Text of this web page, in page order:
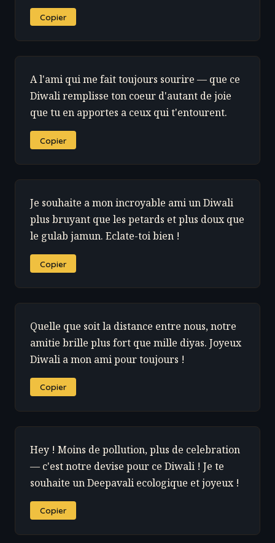
Copier
A l'ami qui me fait toujours sourire — que ce
Diwali remplisse ton coeur d'autant de joie
que tu en apportes a ceux qui t'entourent.
Copier
Je souhaite a mon incroyable ami un Diwali
plus bruyant que les petards et plus doux que
le gulab jamun. Eclate-toi bien !
Copier
Quelle que soit la distance entre nous, notre
amitie brille plus fort que mille diyas. Joyeux
Diwali a mon ami pour toujours !
Copier
Hey ! Moins de pollution, plus de celebration
— c'est notre devise pour ce Diwali ! Je te
souhaite un Deepavali ecologique et joyeux !
Copier